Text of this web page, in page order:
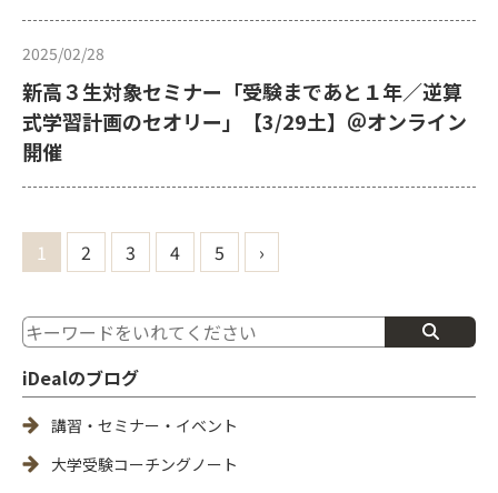
2025/02/28
新高３生対象セミナー「受験まであと１年／逆算
式学習計画のセオリー」【3/29土】＠オンライン
開催
1 2 3 4 5 ›
iDealのブログ
講習・セミナー・イベント
大学受験コーチングノート